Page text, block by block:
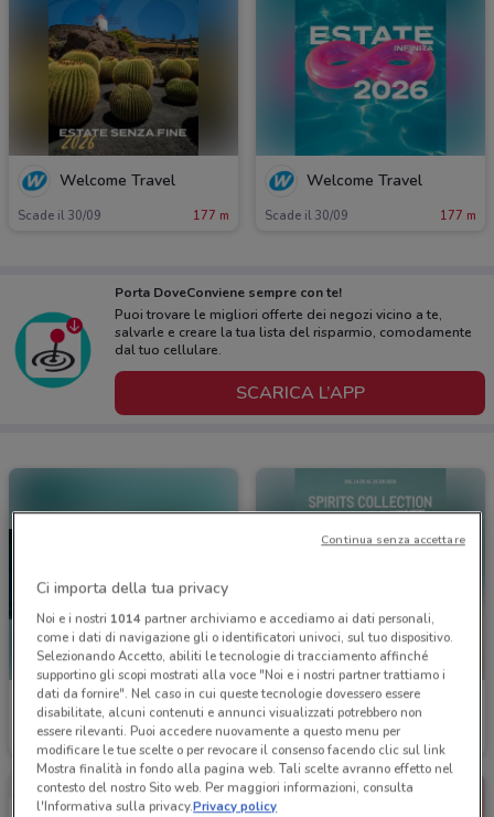
Welcome Travel
Scade il 30/09 177 m
Welcome Travel
Scade il 30/09 177 m
Porta DoveConviene sempre con te!
Puoi trovare le migliori offerte dei negozi vicino a te,
salvarle e creare la tua lista del risparmio, comodamente
dal tuo cellulare.
SCARICA L’APP
Costa Crociere
Scade il 22/09 177 m
Metro
Scade il 26/08 1.7 km
Ci importa della tua privacy
Noi e i nostri 1014partner archiviamo e accediamo ai dati personali,
come i dati di navigazione gli o identificatori univoci, sul tuo dispositivo.
Selezionando Accetto, abiliti le tecnologie di tracciamento affinché
supportino gli scopi mostrati alla voce "Noi e i nostri partner trattiamo i
dati da fornire". Nel caso in cui queste tecnologie dovessero essere
disabilitate, alcuni contenuti e annunci visualizzati potrebbero non
essere rilevanti. Puoi accedere nuovamente a questo menu per
modificare le tue scelte o per revocare il consenso facendo clic sul link
Mostra finalità in fondo alla pagina web. Tali scelte avranno effetto nel
contesto del nostro Sito web. Per maggiori informazioni, consulta
l'Informativa sulla privacy.Privacy policy
Continua senza accettare